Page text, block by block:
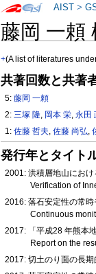
藤岡 一頼
+(A list of literatures
共著回数と共著
5:藤岡 一頼
2:三塚 隆, 岡本 栄,永田
1:佐藤 哲夫,佐藤 尚弘,
発行年とタイト
2001: 洪積層地山にお
Verification of
2016: 落石安定性の常時
Continuous
2017: 「平成28 年熊本
Report on the
2017: 切土のり面の長
AIST >